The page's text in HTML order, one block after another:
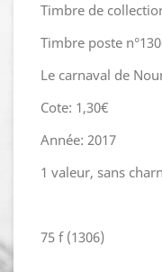
Timbre de
Timbre poste
Le carnaval de
Cote: 1,30€
Année: 2017
1 valeur, sans
75 f (1306)